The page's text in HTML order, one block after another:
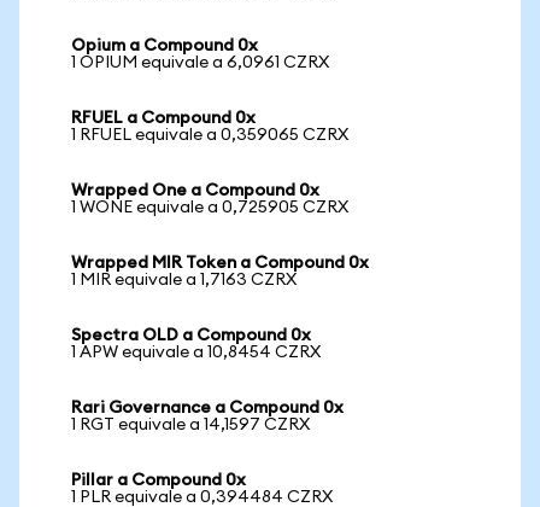
Opium a Compound 0x
1 OPIUM equivale a 6,0961 CZRX
RFUEL a Compound 0x
1 RFUEL equivale a 0,359065 CZRX
Wrapped One a Compound 0x
1 WONE equivale a 0,725905 CZRX
Wrapped MIR Token a Compound 0x
1 MIR equivale a 1,7163 CZRX
Spectra OLD a Compound 0x
1 APW equivale a 10,8454 CZRX
Rari Governance a Compound 0x
1 RGT equivale a 14,1597 CZRX
Pillar a Compound 0x
1 PLR equivale a 0,394484 CZRX